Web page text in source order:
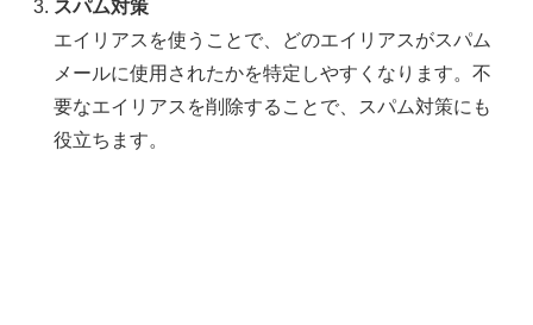
スパム対策
エイリアスを使うことで、どのエイリアスがスパム
メールに使用されたかを特定しやすくなります。不
要なエイリアスを削除することで、スパム対策にも
役立ちます。